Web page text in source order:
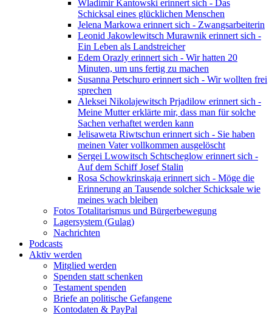
Wladimir Kantowski erinnert sich - Das
Schicksal eines glücklichen Menschen
Jelena Markowa erinnert sich - Zwangsarbeiterin
Leonid Jakowlewitsch Murawnik erinnert sich -
Ein Leben als Landstreicher
Edem Orazly erinnert sich - Wir hatten 20
Minuten, um uns fertig zu machen
Susanna Petschuro erinnert sich - Wir wollten frei
sprechen
Aleksei Nikolajewitsch Prjadilow erinnert sich -
Meine Mutter erklärte mir, dass man für solche
Sachen verhaftet werden kann
Jelisaweta Riwtschun erinnert sich - Sie haben
meinen Vater vollkommen ausgelöscht
Sergei Lwowitsch Schtscheglow erinnert sich -
Auf dem Schiff Josef Stalin
Rosa Schowkrinskaja erinnert sich - Möge die
Erinnerung an Tausende solcher Schicksale wie
meines wach bleiben
Fotos Totalitarismus und Bürgerbewegung
Lagersystem (Gulag)
Nachrichten
Podcasts
Aktiv werden
Mitglied werden
Spenden statt schenken
Testament spenden
Briefe an politische Gefangene
Kontodaten & PayPal